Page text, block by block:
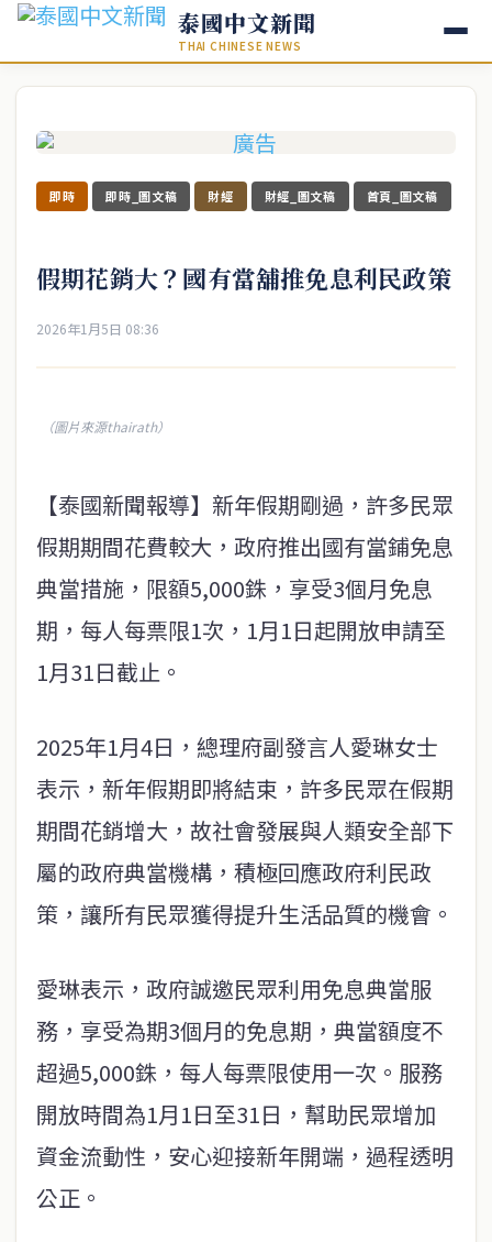
泰國中文新聞
THAI CHINESE NEWS
即時 即時_圖文稿 財經 財經_圖文稿 首頁_圖文稿
假期花銷大？國有當舖推免息利民政策
2026年1月5日 08:36
（圖片來源thairath）
【泰國新聞報導】新年假期剛過，許多民眾
假期期間花費較大，政府推出國有當鋪免息
典當措施，限額5,000銖，享受3個月免息
期，每人每票限1次，1月1日起開放申請至
1月31日截止。
2025年1月4日，總理府副發言人愛琳女士
表示，新年假期即將結束，許多民眾在假期
期間花銷增大，故社會發展與人類安全部下
屬的政府典當機構，積極回應政府利民政
策，讓所有民眾獲得提升生活品質的機會。
愛琳表示，政府誠邀民眾利用免息典當服
務，享受為期3個月的免息期，典當額度不
超過5,000銖，每人每票限使用一次。服務
開放時間為1月1日至31日，幫助民眾增加
資金流動性，安心迎接新年開端，過程透明
公正。